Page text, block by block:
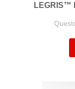
LEGRIS™